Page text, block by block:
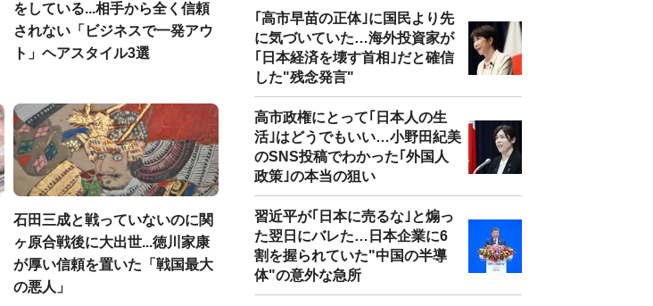
をしている...相手から全く信頼
されない「ビジネスで一発アウ
ト」ヘアスタイル3選
石田三成と戦っていないのに関
ヶ原合戦後に大出世...徳川家康
が厚い信頼を置いた「戦国最大
の悪人」
｢高市早苗の正体｣に国民より先
に気づいていた…海外投資家が
｢日本経済を壊す首相｣だと確信
した"残念発言"
高市政権にとって｢日本人の生
活｣はどうでもいい…小野田紀美
のSNS投稿でわかった｢外国人
政策｣の本当の狙い
習近平が｢日本に売るな｣と煽っ
た翌日にバレた…日本企業に6
割を握られていた"中国の半導
体"の意外な急所